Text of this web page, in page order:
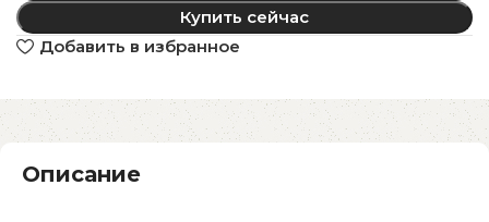
Купить сейчас
Добавить в избранное
Описание